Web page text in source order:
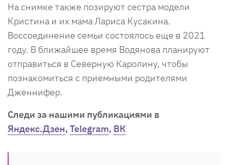
На снимке также позируют сестра модели
Кристина и их мама Лариса Кусакина.
Воссоединение семьи состоялось еще в 2021
году. В ближайшее время Водянова планируют
отправиться в Северную Каролину, чтобы
познакомиться с приемными родителями
Дженнифер.
Cледи за нашими публикациями в
Яндекс.Дзен, Telegram, ВК